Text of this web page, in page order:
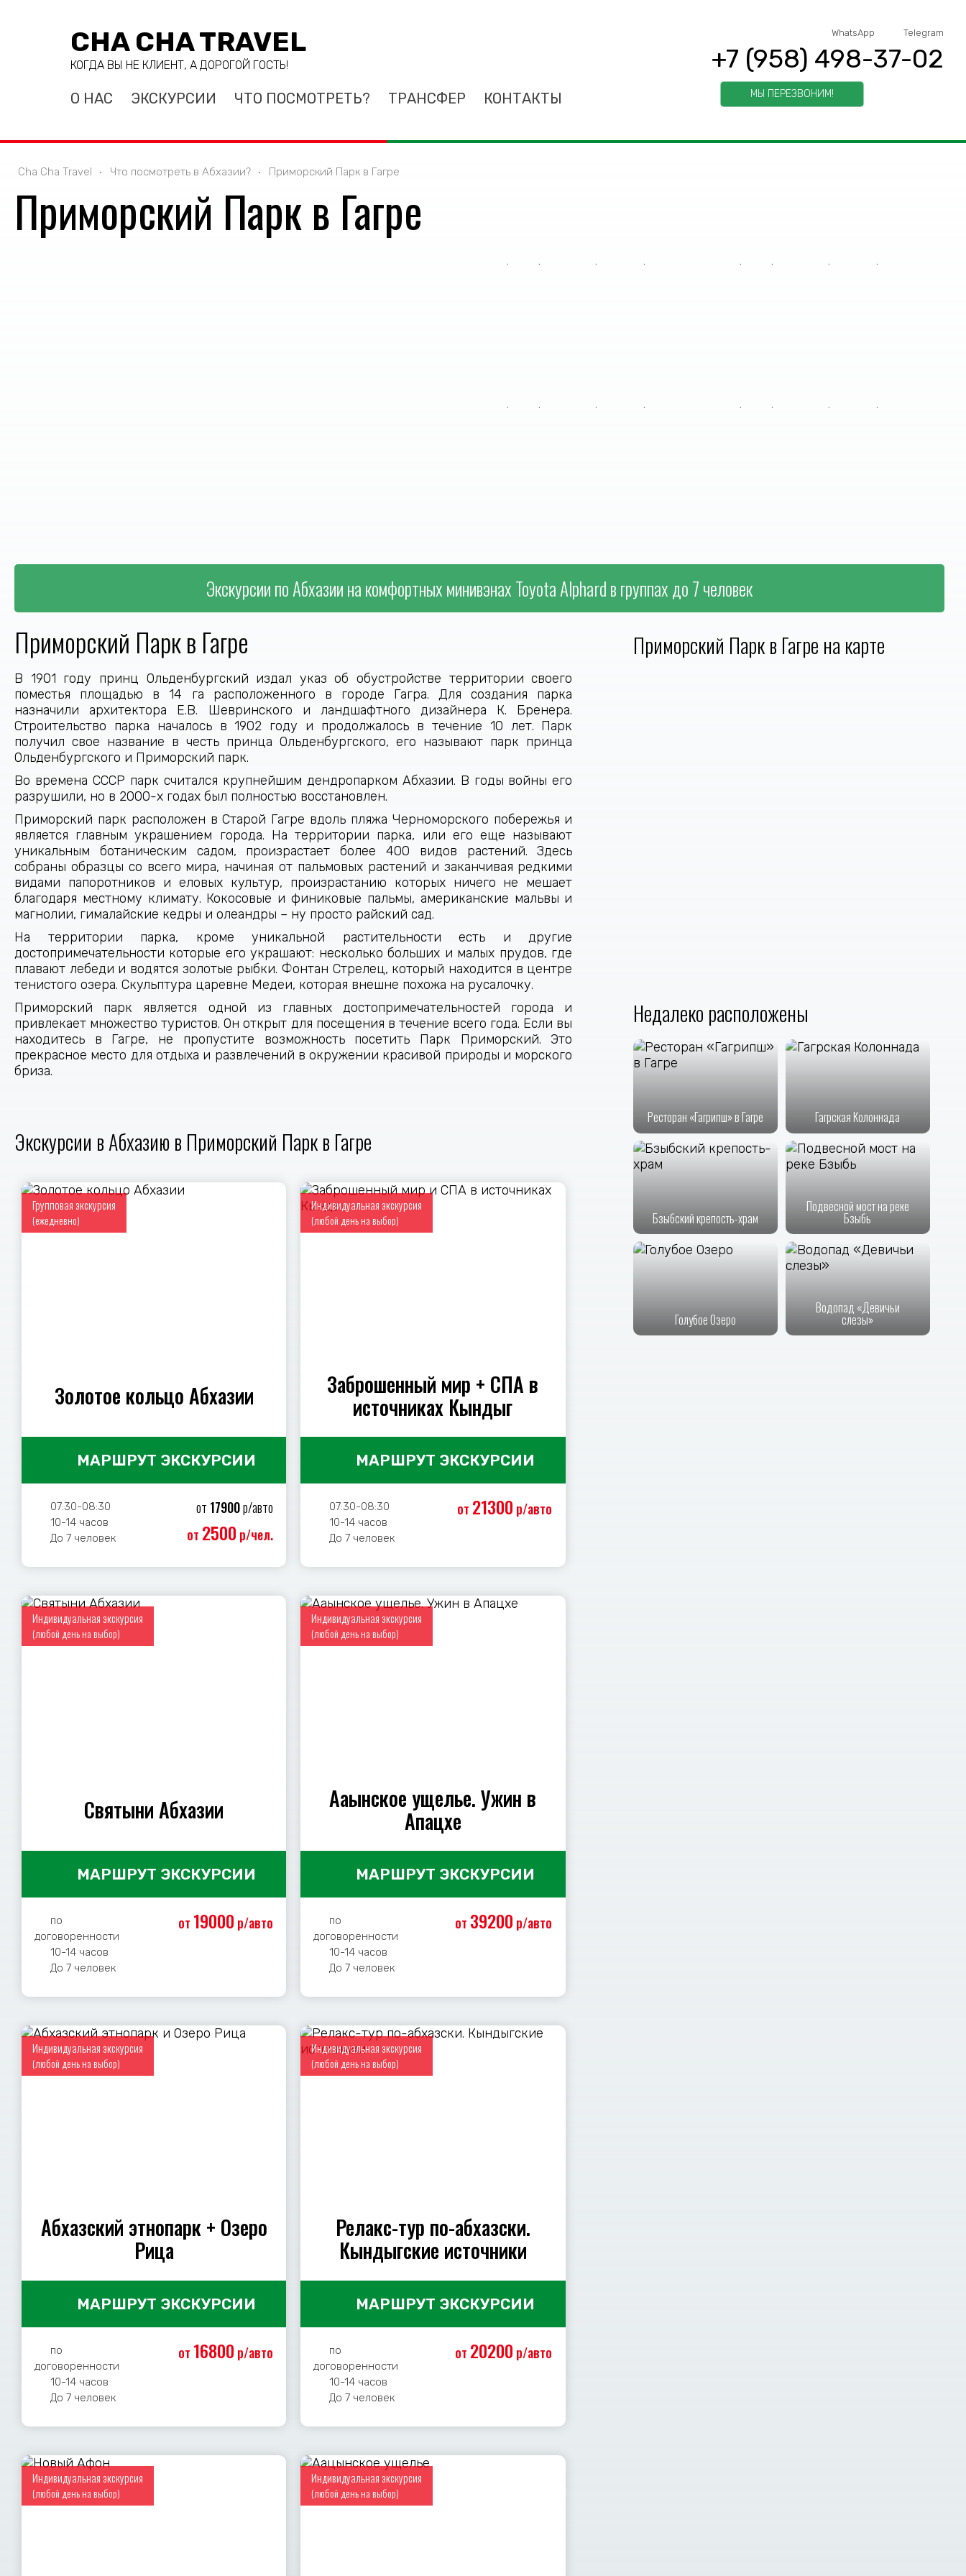
CHA CHA TRAVEL
КОГДА ВЫ НЕ КЛИЕНТ, А ДОРОГОЙ ГОСТЬ!
О НАС ЭКСКУРСИИ ЧТО ПОСМОТРЕТЬ? ТРАНСФЕР КОНТАКТЫ
WhatsApp Telegram
+7 (958) 498-37-02
МЫ ПЕРЕЗВОНИМ!
Cha Cha Travel Что посмотреть в Абхазии? Приморский Парк в Гагре
Приморский Парк в Гагре
Экскурсии по Абхазии на комфортных минивэнах Toyota Alphard в группах до 7 человек
Приморский Парк в Гагре
В 1901 году принц Ольденбургский издал указ об обустройстве территории своего
поместья площадью в 14 га расположенного в городе Гагра. Для создания парка
назначили архитектора Е.В. Шевринского и ландшафтного дизайнера К. Бренера.
Строительство парка началось в 1902 году и продолжалось в течение 10 лет. Парк
получил свое название в честь принца Ольденбургского, его называют парк принца
Ольденбургского и Приморский парк.
Во времена СССР парк считался крупнейшим дендропарком Абхазии. В годы войны его
разрушили, но в 2000-х годах был полностью восстановлен.
Приморский парк расположен в Старой Гагре вдоль пляжа Черноморского побережья и
является главным украшением города. На территории парка, или его еще называют
уникальным ботаническим садом, произрастает более 400 видов растений. Здесь
собраны образцы со всего мира, начиная от пальмовых растений и заканчивая редкими
видами папоротников и еловых культур, произрастанию которых ничего не мешает
благодаря местному климату. Кокосовые и финиковые пальмы, американские мальвы и
магнолии, гималайские кедры и олеандры – ну просто райский сад.
На территории парка, кроме уникальной растительности есть и другие
достопримечательности которые его украшают: несколько больших и малых прудов, где
плавают лебеди и водятся золотые рыбки. Фонтан Стрелец, который находится в центре
тенистого озера. Скульптура царевне Медеи, которая внешне похожа на русалочку.
Приморский парк является одной из главных достопримечательностей города и
привлекает множество туристов. Он открыт для посещения в течение всего года. Если вы
находитесь в Гагре, не пропустите возможность посетить Парк Приморский. Это
прекрасное место для отдыха и развлечений в окружении красивой природы и морского
бриза.
Экскурсии в Абхазию в Приморский Парк в Гагре
Групповая экскурсия
(ежедневно)
Золотое кольцо Абхазии
МАРШРУТ ЭКСКУРСИИ
07:30-08:30
10-14 часов
До 7 человек
от 17900р/авто
от 2500 р/чел.
Индивидуальная экскурсия
(любой день на выбор)
Заброшенный мир + СПА в
источниках Кындыг
МАРШРУТ ЭКСКУРСИИ
07:30-08:30
10-14 часов
До 7 человек
от 21300 р/авто
Индивидуальная экскурсия
(любой день на выбор)
Святыни Абхазии
МАРШРУТ ЭКСКУРСИИ
по
договоренности
10-14 часов
До 7 человек
от 19000 р/авто
Индивидуальная экскурсия
(любой день на выбор)
Ааынское ущелье. Ужин в
Апацхе
МАРШРУТ ЭКСКУРСИИ
по
договоренности
10-14 часов
До 7 человек
от 39200 р/авто
Индивидуальная экскурсия
(любой день на выбор)
Абхазский этнопарк + Озеро
Рица
МАРШРУТ ЭКСКУРСИИ
по
договоренности
10-14 часов
До 7 человек
от 16800 р/авто
Индивидуальная экскурсия
(любой день на выбор)
Релакс-тур по-абхазски.
Кындыгские источники
МАРШРУТ ЭКСКУРСИИ
по
договоренности
10-14 часов
До 7 человек
от 20200 р/авто
Индивидуальная экскурсия
(любой день на выбор)
Индивидуальная экскурсия
(любой день на выбор)
Приморский Парк в Гагре на карте
Недалеко расположены
Ресторан «Гагрипш» в Гагре Гагрская Колоннада
Бзыбский крепость-храм
Подвесной мост на реке
Бзыбь
Голубое Озеро
Водопад «Девичьи
слезы»